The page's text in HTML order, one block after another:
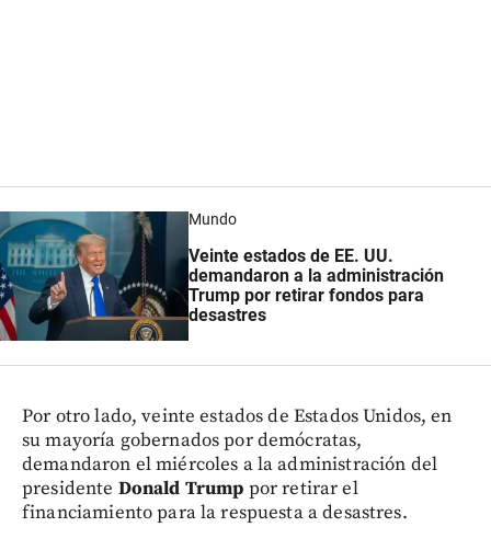
Mundo
Veinte estados de EE. UU.
demandaron a la administración
Trump por retirar fondos para
desastres
Por otro lado, veinte estados de Estados Unidos, en
su mayoría gobernados por demócratas,
demandaron el miércoles a la administración del
presidente Donald Trump por retirar el
financiamiento para la respuesta a desastres.